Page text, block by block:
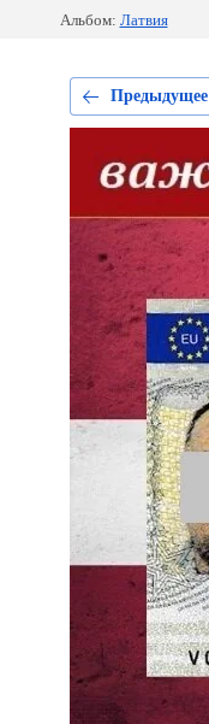
Альбом: Латвия
Предыдущее